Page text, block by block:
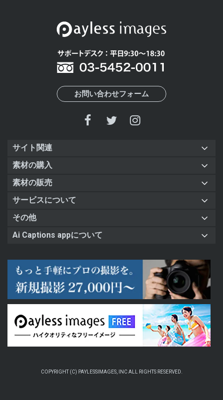
お問い合わせフォーム
サイト関連
素材の購入
素材の販売
サービスについて
その他
Ai Captions appについて
COPYRIGHT (C) PAYLESSIMAGES, INC ALL RIGHTS RESERVED.